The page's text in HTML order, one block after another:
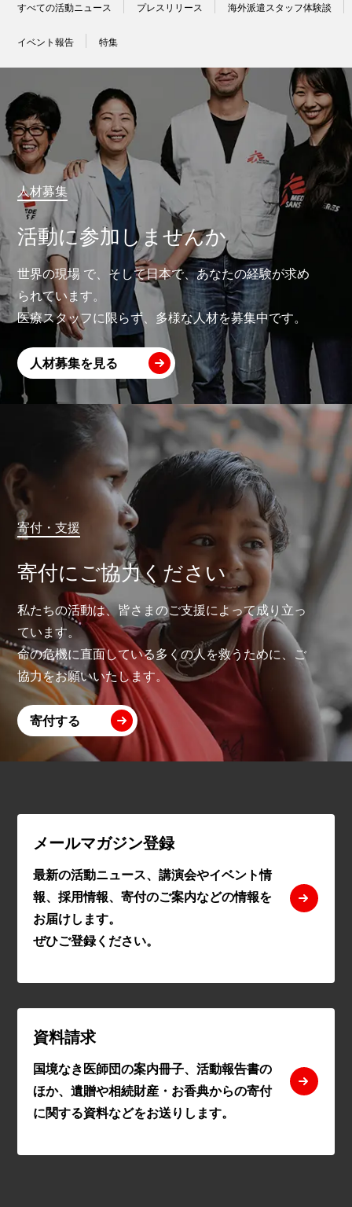
すべての活動ニュース プレスリリース 海外派遣スタッフ体験談
イベント報告 特集
人材募集
活動に参加しませんか
世界の現場 で、そして日本で、あなたの経験が求め
られています。
医療スタッフに限らず、多様な人材を募集中です。
人材募集を見る
寄付・支援
寄付にご協力ください
私たちの活動は、皆さまのご支援によって成り立っ
ています。
命の危機に直面している多くの人を救うために、ご
協力をお願いいたします。
寄付する
メールマガジン登録
最新の活動ニュース、講演会やイベント情
報、採用情報、寄付のご案内などの情報を
お届けします。
ぜひご登録ください。
資料請求
国境なき医師団の案内冊子、活動報告書の
ほか、遺贈や相続財産・お香典からの寄付
に関する資料などをお送りします。